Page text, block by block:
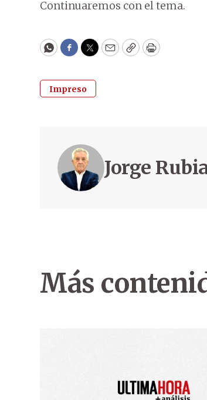
Continuaremos con el tema.
WhatsApp
Facebook
Twitter
EmailCopyPrint
Impreso
Jorge
Más